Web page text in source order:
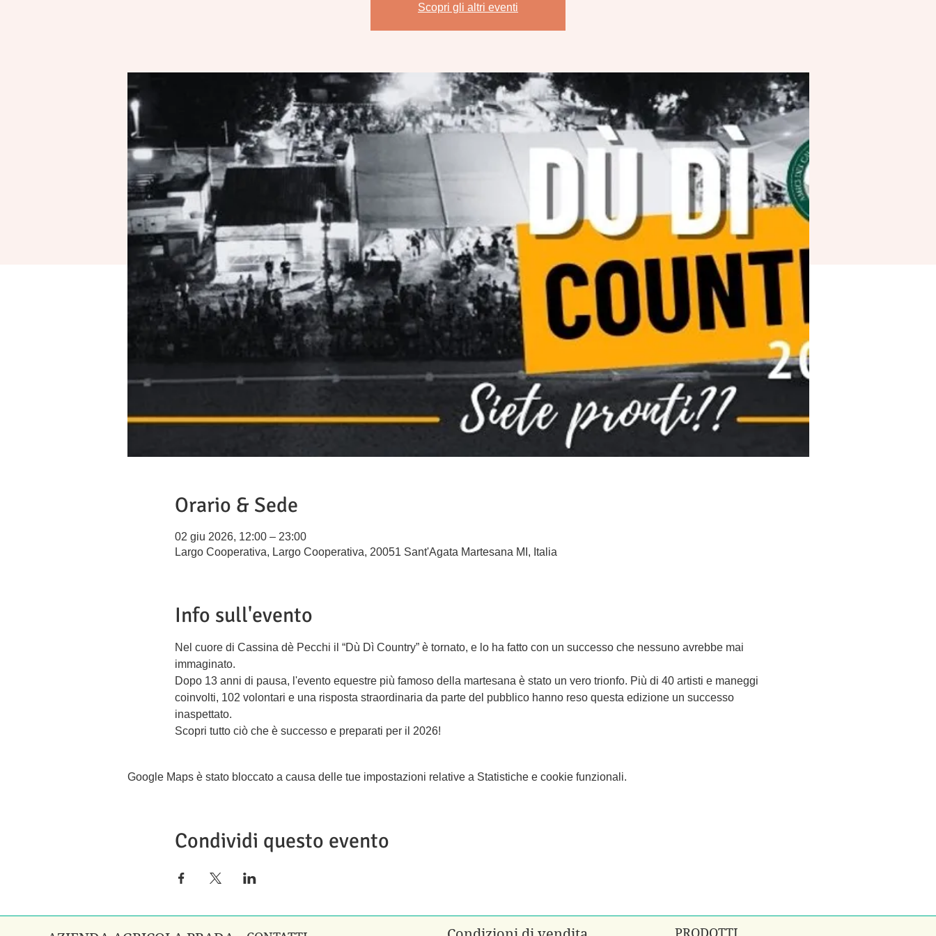
Scopri gli altri eventi
Orario & Sede
02 giu 2026, 12:00 – 23:00
Largo Cooperativa, Largo Cooperativa, 20051 Sant'Agata Martesana MI, Italia
Info sull'evento
Nel cuore di Cassina dè Pecchi il “Dù Dì Country” è tornato, e lo ha fatto con un successo che nessuno avrebbe mai
immaginato.
Dopo 13 anni di pausa, l'evento equestre più famoso della martesana è stato un vero trionfo. Più di 40 artisti e maneggi
coinvolti, 102 volontari e una risposta straordinaria da parte del pubblico hanno reso questa edizione un successo
inaspettato.
Scopri tutto ciò che è successo e preparati per il 2026!
Google Maps è stato bloccato a causa delle tue impostazioni relative a Statistiche e cookie funzionali.
Condividi questo evento